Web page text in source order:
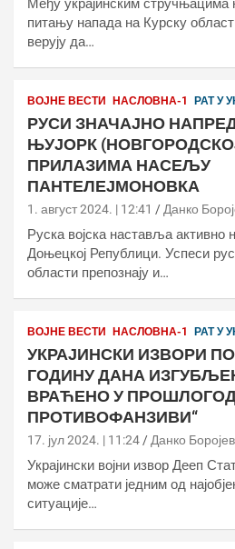
Међу украјинским стручњацима
питању напада на Курску
верују да…
ВОЈНЕ ВЕСТИ НАСЛОВНА-1 РАТ У
РУСИ ЗНАЧАЈНО
ЊУЈОРК
ПРИЛАЗИМА НАСЕЉУ
ПАНТЕЛЕЈМОНОВКА
1. август 2024. | 12:41 Данко
Руска војска наставља активно
Доњецкој Републици. Успеси
области препознају и…
ВОЈНЕ ВЕСТИ НАСЛОВНА-1 РАТ У
УКРАЈИНСКИ ИЗВОРИ
ГОДИНУ ДАНА
ВРАЋЕНО У
ПРОТИВОФАНЗИВИ“
17. јул 2024. | 11:24 Данко
Украјински војни извор Дееп
може сматрати једним од
ситуације…